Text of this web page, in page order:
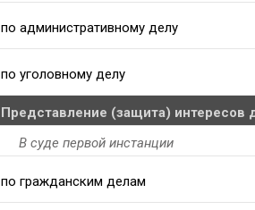
по административному делу
по уголовному делу
Представление (защита) интересов
В суде первой инстанции
по гражданским делам